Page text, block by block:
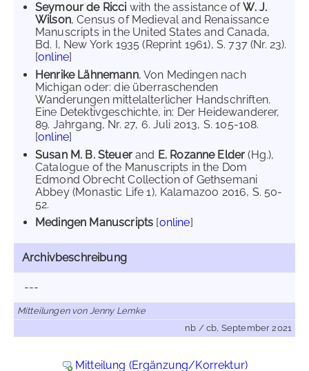
Seymour de Ricci with the assistance ofW. J.
Wilson, Census of Medieval and Renaissance
Manuscripts in the United States and Canada,
Bd. I, New York 1935 (Reprint 1961), S. 737 (Nr. 23).
[online]
Henrike Lähnemann, Von Medingen nach
Michigan oder: die überraschenden
Wanderungen mittelalterlicher Handschriften.
Eine Detektivgeschichte, in: Der Heidewanderer,
89. Jahrgang, Nr. 27, 6. Juli 2013, S. 105-108.
[online]
Susan M. B. Steuerand E. Rozanne Elder(Hg.),
Catalogue of the Manuscripts in the Dom
Edmond Obrecht Collection of Gethsemani
Abbey (Monastic Life 1), Kalamazoo 2016, S. 50-
52.
Medingen Manuscripts [online]
Archivbeschreibung
---
Mitteilungen von Jenny Lemke
nb / cb, September 2021
Mitteilung (Ergänzung/Korrektur)